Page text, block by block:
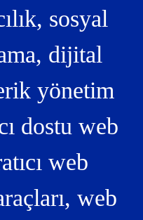
sosyal
dijital
yönetim
dostu web
web
web